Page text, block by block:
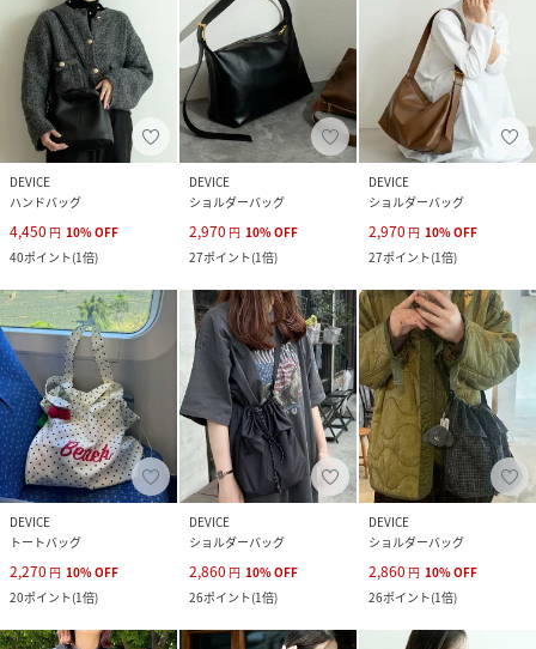
DEVICE
ハンドバッグ
4,450 円 10%OFF
40ポイント(1倍)
DEVICE
ショルダーバッグ
2,970 円 10%OFF
27ポイント(1倍)
DEVICE
ショルダーバッグ
2,970 円 10%OFF
27ポイント(1倍)
DEVICE
トートバッグ
2,270 円 10%OFF
20ポイント(1倍)
DEVICE
ショルダーバッグ
2,860 円 10%OFF
26ポイント(1倍)
DEVICE
ショルダーバッグ
2,860 円 10%OFF
26ポイント(1倍)